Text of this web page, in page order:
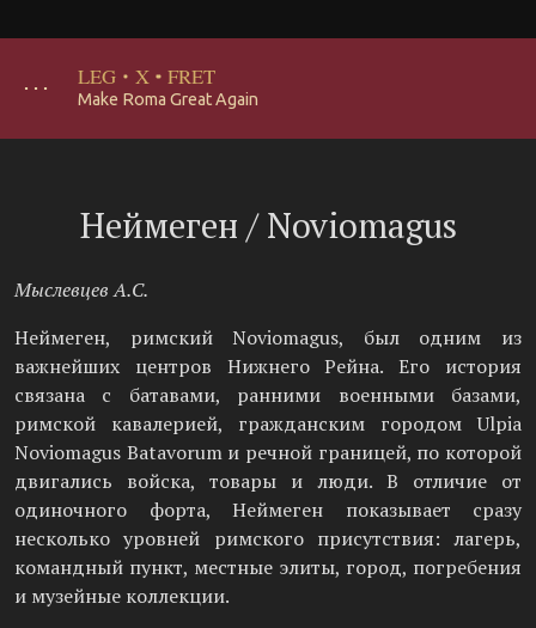
･･･ LEG · X · FRET
Make Roma Great Again
Неймеген / Noviomagus
Мыслевцев А.С.
Неймеген, римский Noviomagus, был одним из
важнейших центров Нижнего Рейна. Его история
связана с батавами, ранними военными базами,
римской кавалерией, гражданским городом Ulpia
Noviomagus Batavorum и речной границей, по которой
двигались войска, товары и люди. В отличие от
одиночного форта, Неймеген показывает сразу
несколько уровней римского присутствия: лагерь,
командный пункт, местные элиты, город, погребения
и музейные коллекции.